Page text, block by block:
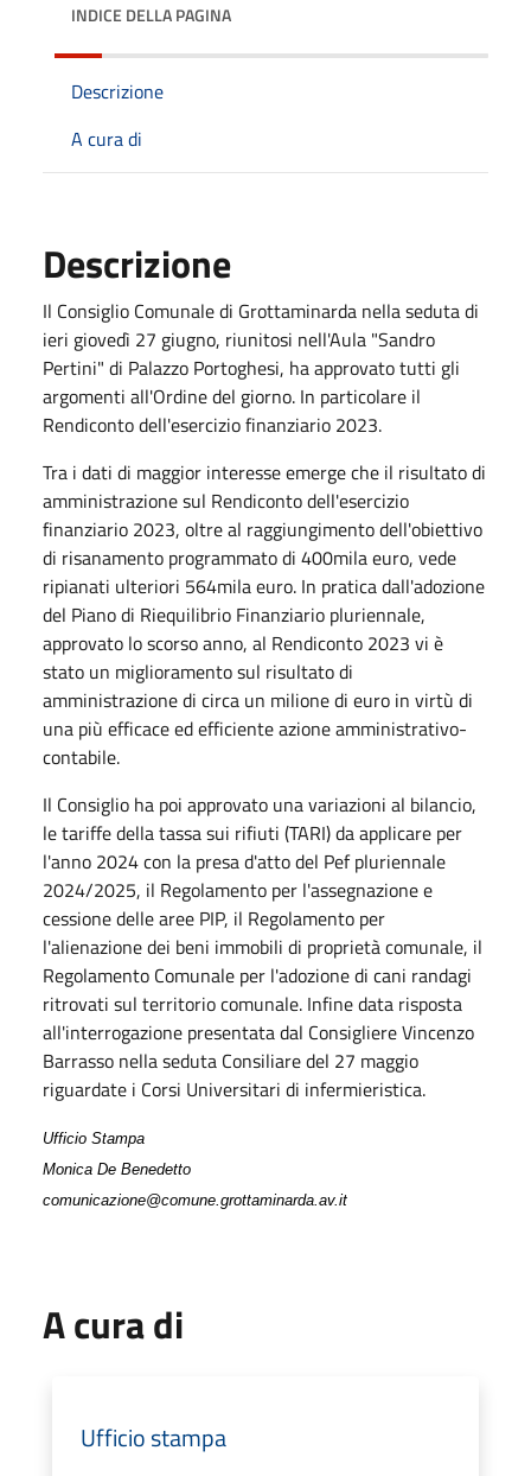
INDICE DELLA PAGINA
Descrizione
A cura di
Descrizione
Il Consiglio Comunale di Grottaminarda nella seduta di
ieri giovedì 27 giugno, riunitosi nell'Aula "Sandro
Pertini" di Palazzo Portoghesi, ha approvato tutti gli
argomenti all'Ordine del giorno. In particolare il
Rendiconto dell'esercizio finanziario 2023.
Tra i dati di maggior interesse emerge che il risultato di
amministrazione sul Rendiconto dell'esercizio
finanziario 2023, oltre al raggiungimento dell'obiettivo
di risanamento programmato di 400mila euro, vede
ripianati ulteriori 564mila euro. In pratica dall'adozione
del Piano di Riequilibrio Finanziario pluriennale,
approvato lo scorso anno, al Rendiconto 2023 vi è
stato un miglioramento sul risultato di
amministrazione di circa un milione di euro in virtù di
una più efficace ed efficiente azione amministrativo-
contabile.
Il Consiglio ha poi approvato una variazioni al bilancio,
le tariffe della tassa sui rifiuti (TARI) da applicare per
l'anno 2024 con la presa d'atto del Pef pluriennale
2024/2025, il Regolamento per l'assegnazione e
cessione delle aree PIP, il Regolamento per
l'alienazione dei beni immobili di proprietà comunale, il
Regolamento Comunale per l'adozione di cani randagi
ritrovati sul territorio comunale. Infine data risposta
all'interrogazione presentata dal Consigliere Vincenzo
Barrasso nella seduta Consiliare del 27 maggio
riguardate i Corsi Universitari di infermieristica.
Ufficio Stampa
Monica De Benedetto
comunicazione@comune.grottaminarda.av.it
A cura di
Ufficio stampa